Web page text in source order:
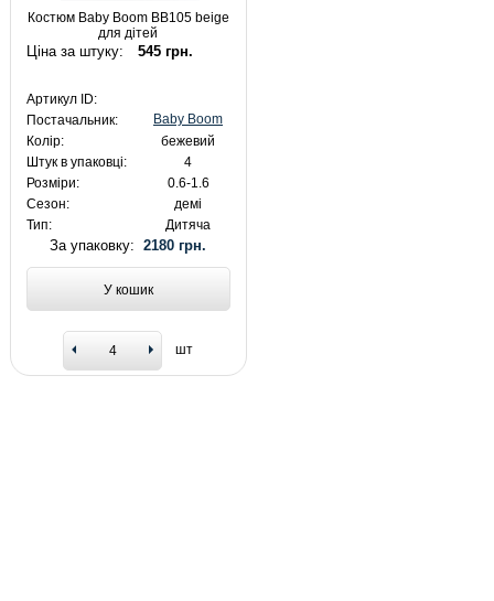
Костюм Baby Boom BB105 beige
для дітей
Ціна за штуку: 545 грн.
Артикул ID:
Постачальник:
Baby Boom
Колір:
бежевий
Штук в упаковці:
4
Розміри:
0.6-1.6
Сезон:
демі
Тип:
Дитяча
За упаковку:2180 грн.
У кошик
шт